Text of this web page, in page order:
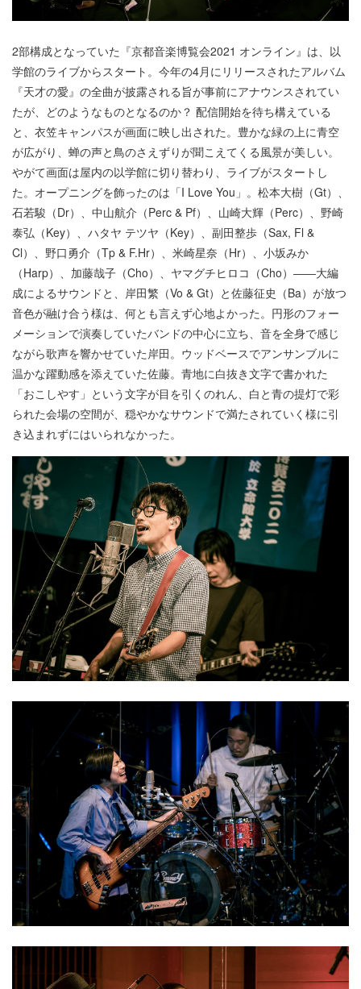
2部構成となっていた『京都音楽博覧会2021 オンライン』は、以
学館のライブからスタート。今年の4月にリリースされたアルバム
『天才の愛』の全曲が披露される旨が事前にアナウンスされてい
たが、どのようなものとなるのか？ 配信開始を待ち構えている
と、衣笠キャンパスが画面に映し出された。豊かな緑の上に青空
が広がり、蝉の声と鳥のさえずりが聞こえてくる風景が美しい。
やがて画面は屋内の以学館に切り替わり、ライブがスタートし
た。オープニングを飾ったのは「I Love You」。松本大樹（Gt）、
石若駿（Dr）、中山航介（Perc & Pf）、山崎大輝（Perc）、野崎
泰弘（Key）、ハタヤ テツヤ（Key）、副田整歩（Sax, Fl &
Cl）、野口勇介（Tp & F.Hr）、米崎星奈（Hr）、小坂みか
（Harp）、加藤哉子（Cho）、ヤマグチヒロコ（Cho）――大編
成によるサウンドと、岸田繁（Vo & Gt）と佐藤征史（Ba）が放つ
音色が融け合う様は、何とも言えず心地よかった。円形のフォー
メーションで演奏していたバンドの中心に立ち、音を全身で感じ
ながら歌声を響かせていた岸田。ウッドベースでアンサンブルに
温かな躍動感を添えていた佐藤。青地に白抜き文字で書かれた
「おこしやす」という文字が目を引くのれん、白と青の提灯で彩
られた会場の空間が、穏やかなサウンドで満たされていく様に引
き込まれずにはいられなかった。